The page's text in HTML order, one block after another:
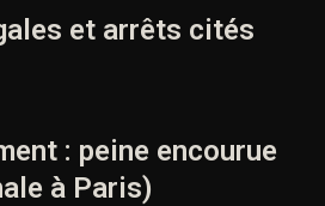
et arrêts cités
: peine encourue
à Paris)